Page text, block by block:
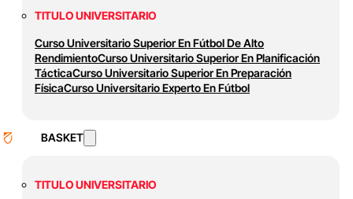
TITULO UNIVERSITARIO
Curso Universitario Superior En Fútbol De Alto
RendimientoCurso Universitario Superior En Planificación
TácticaCurso Universitario Superior En Preparación
FísicaCurso Universitario Experto En Fútbol
BASKET
TITULO UNIVERSITARIO